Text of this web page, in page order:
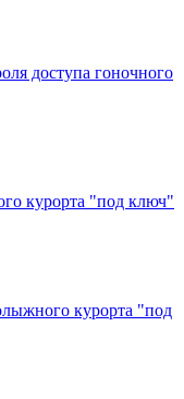
доступа гоночного
курорта "под ключ"
курорта "под